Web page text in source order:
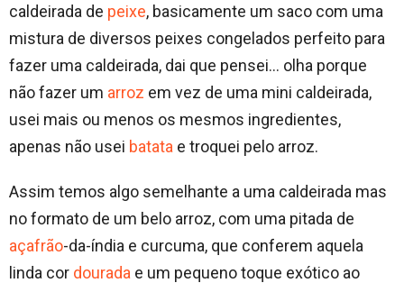
caldeirada de peixe, basicamente um saco com uma
mistura de diversos peixes congelados perfeito para
fazer uma caldeirada, dai que pensei… olha porque
não fazer um arroz em vez de uma mini caldeirada,
usei mais ou menos os mesmos ingredientes,
apenas não usei batata e troquei pelo arroz.
Assim temos algo semelhante a uma caldeirada mas
no formato de um belo arroz, com uma pitada de
açafrão-da-índia e curcuma, que conferem aquela
linda cor dourada e um pequeno toque exótico ao